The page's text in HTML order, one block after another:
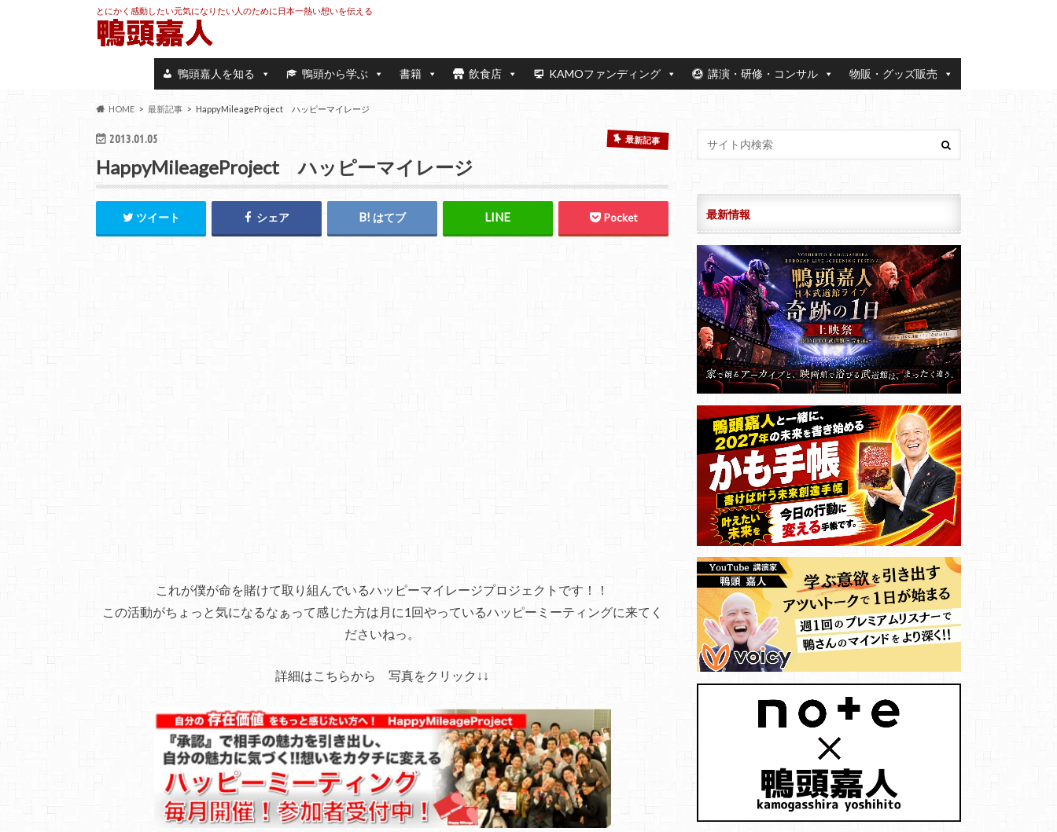
とにかく感動したい元気になりたい人のために日本一熱い想いを伝える
鴨頭嘉人を知る 鴨頭から学ぶ 書籍 飲食店 KAMOファンディング 講演・研修・コンサル 物販・グッズ販売
HOME 最新記事 HappyMileageProject ハッピーマイレージ
2013.01.05 最新記事
HappyMileageProject ハッピーマイレージ
ツイート シェア はてブ Pocket
これが僕が命を賭けて取り組んでいるハッピーマイレージプロジェクトです！！
この活動がちょっと気になるなぁって感じた方は月に1回やっているハッピーミーティングに来てく
ださいねっ。
詳細はこちらから 写真をクリック↓↓
最新情報